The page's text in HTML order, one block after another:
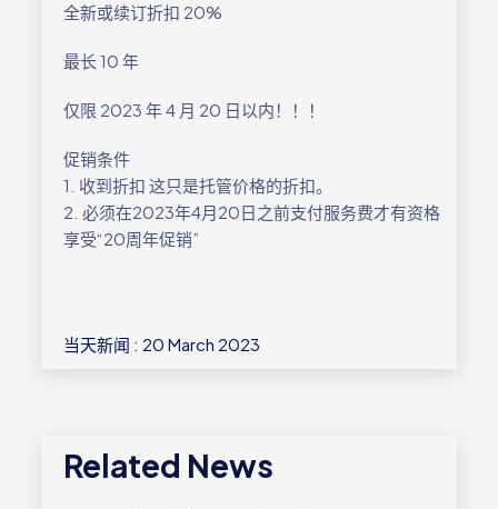
全新或续订折扣 20%
最长 10 年
仅限 2023 年 4 月 20 日以内！！！
促销条件
1. 收到折扣 这只是托管价格的折扣。
2. 必须在2023年4月20日之前支付服务费才有资格
享受“20周年促销”
当天新闻 : 20 March 2023
Related News